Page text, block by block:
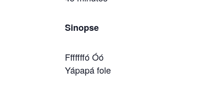
Sinopse
Fffffffó Óó
Yápapá fole